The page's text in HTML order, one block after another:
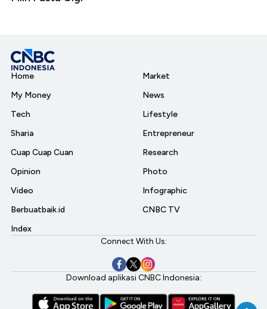
Home
My Money
Tech
Sharia
Cuap Cuap Cuan
Opinion
Video
Berbuatbaik.id
Index
Market
News
Lifestyle
Entrepreneur
Research
Photo
Infographic
CNBC TV
Connect With Us:
Download aplikasi CNBC Indonesia: